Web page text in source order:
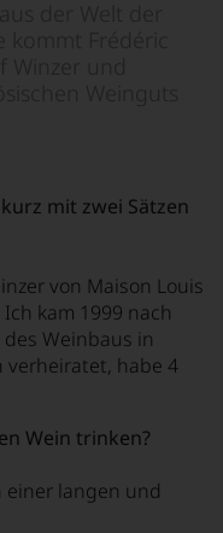
mit zwei Sätzen
von Maison Louis
kam 1999 nach
Weinbaus in
verheiratet, habe 4
Wein trinken?
einer langen und